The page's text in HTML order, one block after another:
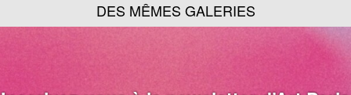
DES MÊMES GALERIES